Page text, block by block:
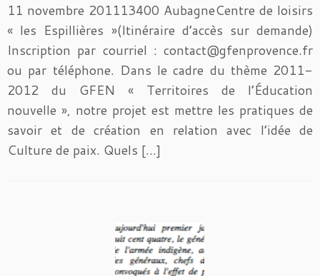
11 novembre 201113400 AubagneCentre de loisirs
« les Espillières »(Itinéraire d’accès sur demande)
Inscription par courriel : contact@gfenprovence.fr
ou par téléphone. Dans le cadre du thème 2011-
2012 du GFEN « Territoires de l’Éducation
nouvelle », notre projet est mettre les pratiques de
savoir et de création en relation avec l’idée de
Culture de paix. Quels […]